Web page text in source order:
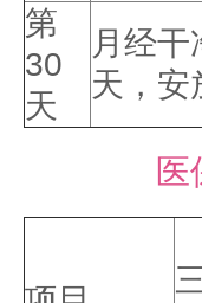
第
30
天
月经干
天，安
医